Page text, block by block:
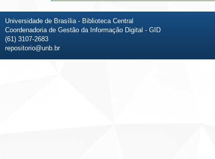
Universidade de Brasília - Biblioteca Central
Coordenadoria de Gestão da Informação Digital - GID
(61) 3107-2683
repositorio@unb.br